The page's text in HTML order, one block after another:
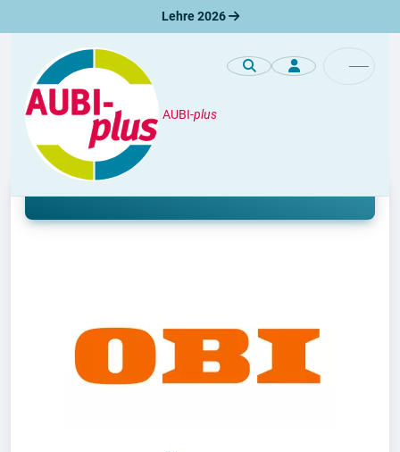
Lehre 2026
AUBI-plus
Premiumprofile
Lehre und Duales Studium bei OBI